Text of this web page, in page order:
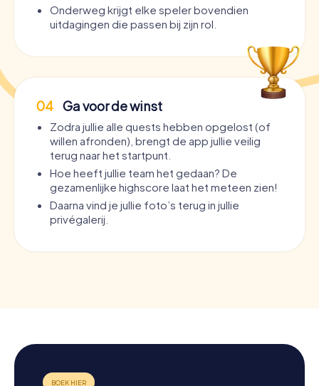
Onderweg krijgt elke speler bovendien
uitdagingen die passen bij zijn rol.
04 Ga voor de winst
Zodra jullie alle quests hebben opgelost (of
willen afronden), brengt de app jullie veilig
terug naar het startpunt.
Hoe heeft jullie team het gedaan? De
gezamenlijke highscore laat het meteen zien!
Daarna vind je jullie foto’s terug in jullie
privégalerij.